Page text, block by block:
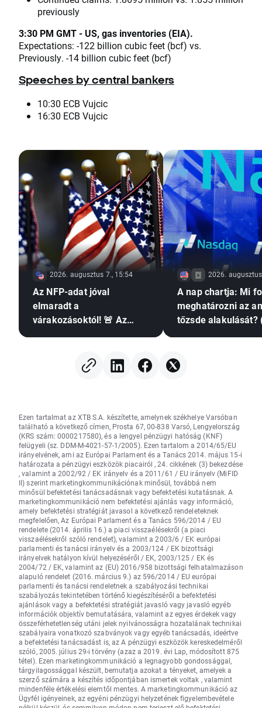
previously
3:30 PM GMT - US, gas inventories (EIA).
Expectations: -122 billion cubic feet (bcf) vs.
Previously. -14 billion cubic feet (bcf)
Speeches by central bankers
10:30 ECB Vujcic
16:30 ECB Vujcic
2026. augusztus 7., 15:54
Az NFP-adat jóval
elmaradt a
várakozásoktól! 🚨 Az
2026.
A nap chartja: Mi
meghatározni az
tőzsde alakulását?
Ezen tartalmat az XTB S.A. készítette, amelynek székhelye Varsóban
található a következő címen, Prosta 67, 00-838 Varsó, Lengyelország
(KRS szám: 0000217580), és a lengyel pénzügyi hatóság (KNF)
felügyeli (sz. DDM-M-4021-57-1/2005). Ezen tartalom a 2014/65/EU
irányelvének, ami az Európai Parlament és a Tanács 2014. május 15-i
határozata a pénzügyi eszközök piacairól , 24. cikkének (3) bekezdése
, valamint a 2002/92 / EK irányelv és a 2011/61 / EU irányelv (MiFID
II) szerint marketingkommunikációnak minősül, továbbá nem
minősül befektetési tanácsadásnak vagy befektetési kutatásnak. A
marketingkommunikáció nem befektetési ajánlás vagy információ,
amely befektetési stratégiát javasol a következő rendeleteknek
megfelelően, Az Európai Parlament és a Tanács 596/2014 / EU
rendelete (2014. április 16.) a piaci visszaélésekről (a piaci
visszaélésekről szóló rendelet), valamint a 2003/6 / EK európai
parlamenti és tanácsi irányelv és a 2003/124 / EK bizottsági
irányelvek hatályon kívül helyezéséről / EK, 2003/125 / EK és
2004/72 / EK, valamint az (EU) 2016/958 bizottsági felhatalmazáson
alapuló rendelet (2016. március 9.) az 596/2014 / EU európai
parlamenti és tanácsi rendeletnek a szabályozási technikai
szabályozás tekintetében történő kiegészítéséről a befektetési
ajánlások vagy a befektetési stratégiát javasló vagy javasló egyéb
információk objektív bemutatására, valamint az egyes érdekek vagy
összeférhetetlenség utáni jelek nyilvánosságra hozatalának technikai
szabályaira vonatkozó szabványok vagy egyéb tanácsadás, ideértve
a befektetési tanácsadást is, az A pénzügyi eszközök kereskedelméről
szóló, 2005. július 29-i törvény (azaz a 2019. évi Lap, módosított 875
tétel). Ezen marketingkommunikáció a legnagyobb gondossággal,
tárgyilagossággal készült, bemutatja azokat a tényeket, amelyek a
szerző számára a készítés időpontjában ismertek voltak , valamint
mindenféle értékelési elemtől mentes. A marketingkommunikáció az
Ügyfél igényeinek, az egyéni pénzügyi helyzetének figyelembevétele